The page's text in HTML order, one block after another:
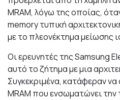
MRAM, λόγω της οποίας,
memory τυπική
με το πλεονέκτημα μείωσης
Οι ερευνητές της Samsung
αυτό το ζήτημα με μια
Συγκεκριμένα, κατάφεραν
MRAM που ενσωματώνει την